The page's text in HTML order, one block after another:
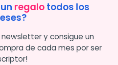
regalotodos los
y consigue un
de cada mes por ser